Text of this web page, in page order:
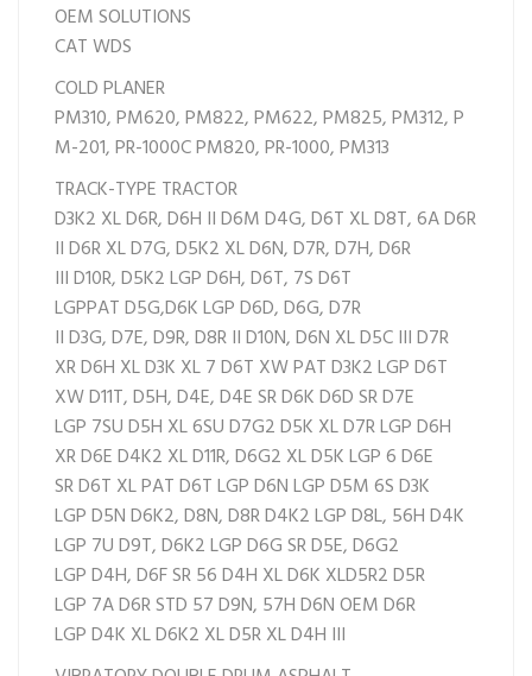
OEM SOLUTIONS
CAT WDS
COLD PLANER
PM310,PM620,PM822,PM622,PM825,PM312,P
M-201,PR-1000CPM820,PR-1000,PM313
TRACK-TYPE TRACTOR
D3K2 XLD6R,D6H IID6MD4G,D6T XLD8T,6AD6R
IID6R XLD7G,D5K2 XLD6N,D7R,D7H,D6R
IIID10R,D5K2 LGPD6H,D6T, 7SD6T
LGPPATD5G,D6K LGPD6D,D6G,D7R
IID3G,D7E,D9R,D8R IID10N,D6N XLD5C IIID7R
XRD6H XLD3K XL7D6T XW PATD3K2 LGPD6T
XWD11T,D5H,D4E,D4E SRD6KD6D SRD7E
LGP 7SUD5H XL6SUD7G2D5K XLD7R LGPD6H
XRD6ED4K2 XLD11R,D6G2 XLD5K LGP6D6E
SRD6T XL PATD6T LGPD6N LGPD5M6SD3K
LGPD5ND6K2,D8N,D8RD4K2 LGPD8L, 56HD4K
LGP 7UD9T,D6K2 LGPD6G SRD5E,D6G2
LGPD4H,D6F SR56D4H XLD6K XLD5R2D5R
LGP 7AD6R STD 57D9N, 57HD6N OEMD6R
LGPD4K XLD6K2 XLD5R XLD4H III